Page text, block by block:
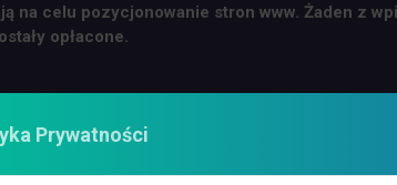
na celu pozycjonowanie stron www. Żaden z
opłacone.
Prywatności